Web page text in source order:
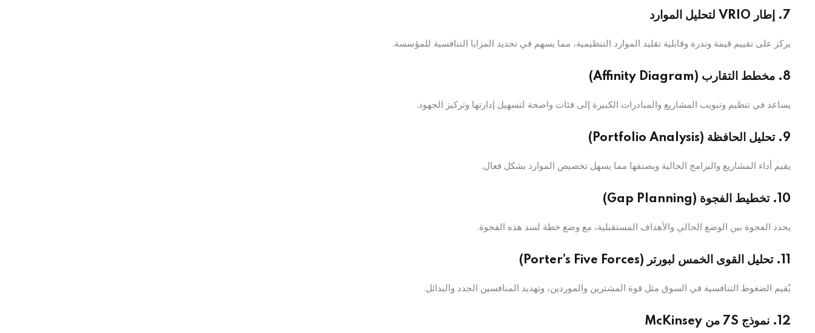
7. إطار VRIO لتحليل الموارد
يركز على تقييم قيمة وندرة وقابلية تقليد الموارد التنظيمية، مما يسهم في تحديد المزايا التنافسية للمؤسسة.
8. مخطط التقارب (Affinity Diagram)
يساعد في تنظيم وتبويب المشاريع والمبادرات الكبيرة إلى فئات واضحة لتسهيل إدارتها وتركيز الجهود.
9. تحليل الحافظة (Portfolio Analysis)
يقيم أداء المشاريع والبرامج الحالية ويصنفها مما يسهل تخصيص الموارد بشكل فعال.
10. تخطيط الفجوة (Gap Planning)
يحدد الفجوة بين الوضع الحالي والأهداف المستقبلية، مع وضع خطة لسد هذه الفجوة.
يُقيم الضغوط التنافسية في السوق مثل قوة المشترين والموردين، وتهديد المنافسين الجدد والبدائل.
12. نموذج 7S من McKinsey